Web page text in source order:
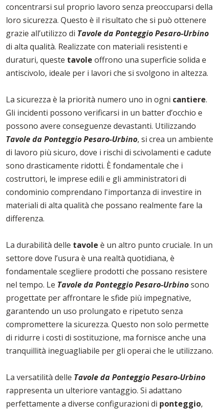
concentrarsi sul proprio lavoro senza preoccuparsi della
loro sicurezza. Questo è il risultato che si può ottenere
grazie all’utilizzo di Tavole da Ponteggio Pesaro-Urbino
di alta qualità. Realizzate con materiali resistenti e
duraturi, queste tavole offrono una superficie solida e
antiscivolo, ideale per i lavori che si svolgono in altezza.
La sicurezza è la priorità numero uno in ogni cantiere.
Gli incidenti possono verificarsi in un batter d’occhio e
possono avere conseguenze devastanti. Utilizzando
Tavole da Ponteggio Pesaro-Urbino, si crea un ambiente
di lavoro più sicuro, dove i rischi di scivolamenti e cadute
sono drasticamente ridotti. È fondamentale che i
costruttori, le imprese edili e gli amministratori di
condominio comprendano l'importanza di investire in
materiali di alta qualità che possano realmente fare la
differenza.
La durabilità delle tavole è un altro punto cruciale. In un
settore dove l’usura è una realtà quotidiana, è
fondamentale scegliere prodotti che possano resistere
nel tempo. Le Tavole da Ponteggio Pesaro-Urbinosono
progettate per affrontare le sfide più impegnative,
garantendo un uso prolungato e ripetuto senza
compromettere la sicurezza. Questo non solo permette
di ridurre i costi di sostituzione, ma fornisce anche una
tranquillità ineguagliabile per gli operai che le utilizzano.
La versatilità delle Tavole da Ponteggio Pesaro-Urbino
rappresenta un ulteriore vantaggio. Si adattano
perfettamente a diverse configurazioni di ponteggio,